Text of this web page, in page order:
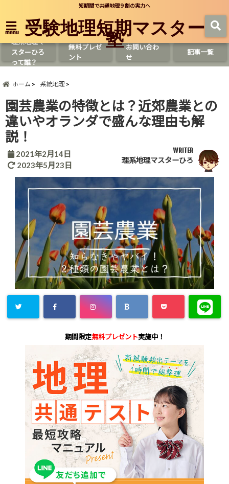
短期間で共通地理９割の実力へ
menu 受験地理短期マスター
塾
理系地理マ
スターひろ
って誰？
無料プレゼ
ント
お問い合わ
せ
記事一覧
ホーム 系統地理
園芸農業の特徴とは？近郊農業との
違いやオランダで盛んな理由も解
説！
2021年2月14日
2023年5月23日
WRITER
理系地理マスターひろ
期間限定無料プレゼント実施中！